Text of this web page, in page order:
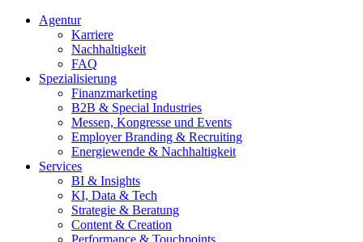
Agentur
Karriere
Nachhaltigkeit
FAQ
Spezialisierung
Finanzmarketing
B2B & Special Industries
Messen, Kongresse und Events
Employer Branding & Recruiting
Energiewende & Nachhaltigkeit
Services
BI & Insights
KI, Data & Tech
Strategie & Beratung
Content & Creation
Performance & Touchpoints